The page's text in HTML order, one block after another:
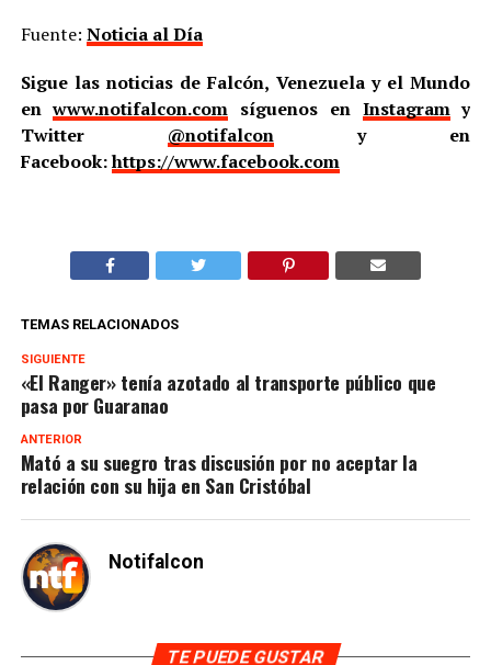
Fuente: Noticia al Día
Sigue las noticias de Falcón, Venezuela y el Mundo
enwww.notifalcon.com síguenos en Instagramy
Twitter @notifalcony en
Facebook:https://www.facebook.com
TEMAS RELACIONADOS
SIGUIENTE
«El Ranger» tenía azotado al transporte público que
pasa por Guaranao
ANTERIOR
Mató a su suegro tras discusión por no aceptar la
relación con su hija en San Cristóbal
Notifalcon
TE PUEDE GUSTAR